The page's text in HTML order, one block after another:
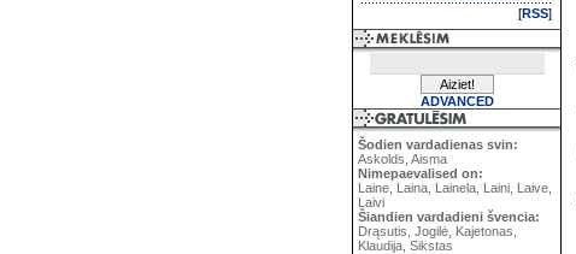
[RSS]
ADVANCED
Šodien vardadienas svin:
Askolds, Aisma
Nimepaevalised on:
Laine, Laina, Lainela, Laini, Laive,
Laivi
Šiandien vardadieni švencia:
Drąsutis, Jogilė, Kajetonas,
Klaudija, Sikstas